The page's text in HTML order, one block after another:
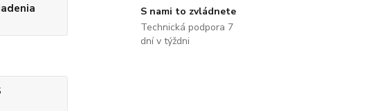
S nami to zvládnete
Technická podpora 7
dní v týždni